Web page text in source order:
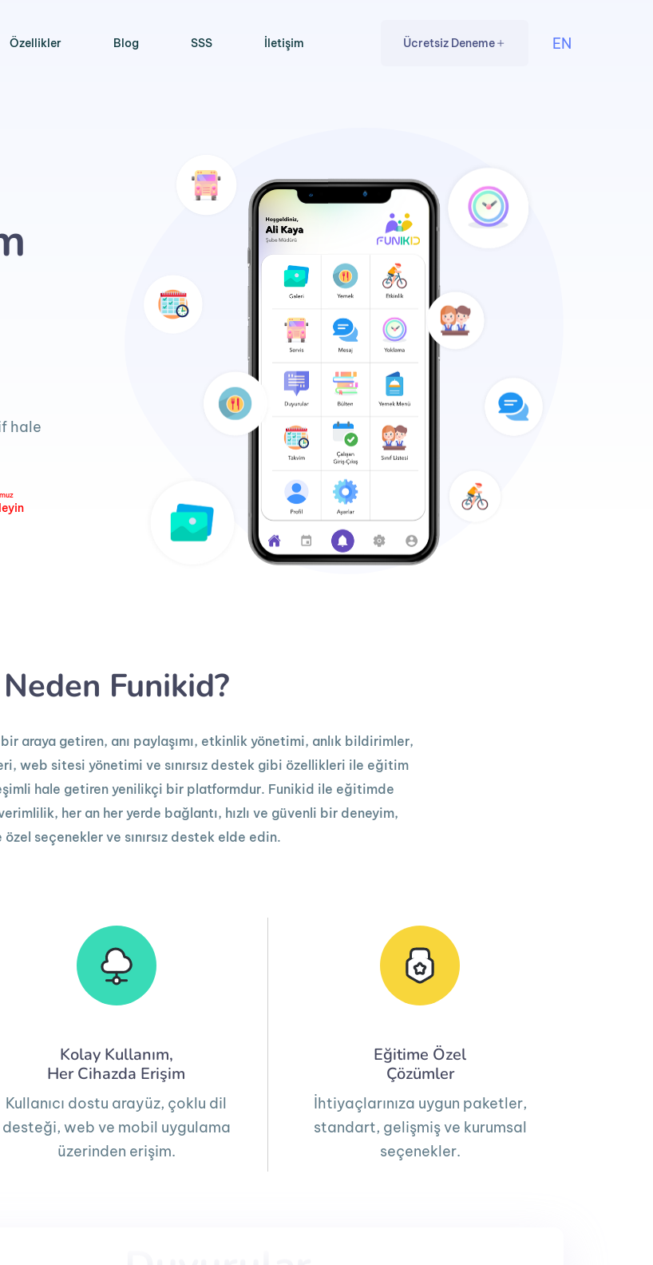
Özellikler Blog SSS İletişim Ücretsiz Deneme EN
hale
Neden Funikid?
araya getiren, anı paylaşımı, etkinlik yönetimi, anlık bildirimler,
web sitesi yönetimi ve sınırsız destek gibi özellikleri ile eğitim
hale getiren yenilikçi bir platformdur. Funikid ile eğitimde
her an her yerde bağlantı, hızlı ve güvenli bir deneyim,
özel seçenekler ve sınırsız destek elde edin.
Kolay Kullanım,
Her Cihazda Erişim
Kullanıcı dostu arayüz, çoklu dil
desteği, web ve mobil uygulama
üzerinden erişim.
Eğitime Özel
Çözümler
İhtiyaçlarınıza uygun paketler,
standart, gelişmiş ve kurumsal
seçenekler.